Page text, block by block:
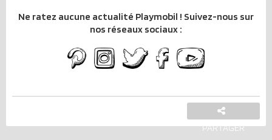
Ne ratez aucune actualité Playmobil ! Suivez-nous sur
nos réseaux sociaux :
PARTAGER